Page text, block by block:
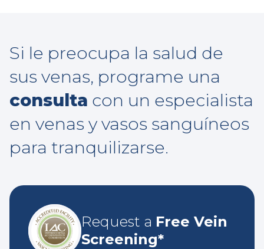
Si le preocupa la salud de
sus venas, programe una
consulta con un especialista
en venas y vasos sanguíneos
para tranquilizarse.
Request a Free Vein
Screening*